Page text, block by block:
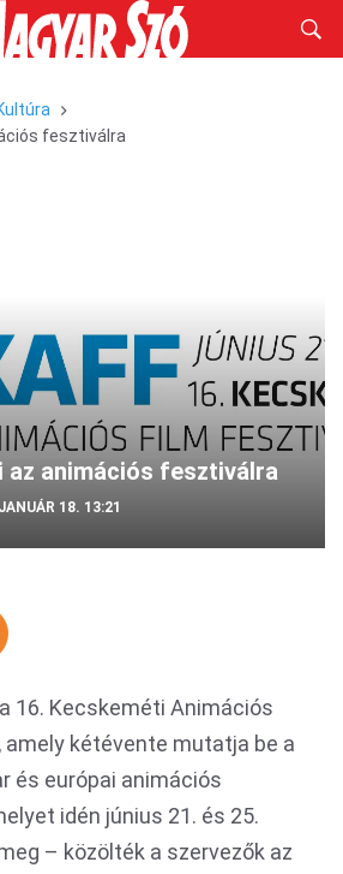
fesztiválra
az animációs fesztiválra
18. 13:21
16. Kecskeméti Animációs
amely kétévente mutatja be a
és európai animációs
idén június 21. és 25.
– közölték a szervezők az